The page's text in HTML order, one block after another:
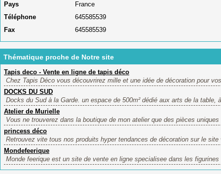
Pays
France
Téléphone
645585539
Fax
645585539
Thématique proche de Notre site
Tapis deco - Vente en ligne de tapis déco
Chez Tapis Déco vous découvrirez mille et une idée de décoration pour
DOCKS DU SUD
Docks du Sud à la Garde. un espace de 500m² dédié aux arts de la table,
Atelier de Murielle
Vous ne trouverez dans la boutique de mon atelier que des pièces
princess déco
Retrouvez vite tous nos produits hyper tendances de décoration sur le
Mondefeerique
Monde feerique est un site de vente en ligne specialisee dans les